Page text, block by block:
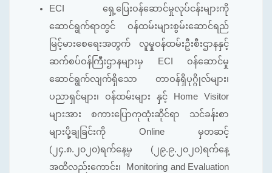
ECI ရှေ့ပြေးဝန်ဆောင်မှုလုပ်ငန်းများကို
ဆောင်ရွက်ရာတွင် ဝန်ထမ်းများစွမ်းဆောင်ရည်
မြင့်မားစေရေးအတွက် လူမှုဝန်ထမ်းဦးစီးဌာနနှင့်
ဆက်စပ်ဝန်ကြီးဌာနများမှ ECI ဝန်ဆောင်မှု
ဆောင်ရွက်လျက်ရှိသော တာဝန်ရှိပုဂ္ဂိုလ်များ၊
ပညာရှင်များ၊ ဝန်ထမ်းများ နှင့် Home Visitor
များအား စကားပြောကုထုံးဆိုင်ရာ သင်ခန်းစာ
များပို့ချခြင်းကို Online မှတဆင့်
(၂၄.၈.၂၀၂၀)ရက်နေ့မှ (၂၉.၉.၂၀၂၀)ရက်နေ့
အထိလည်းကောင်း၊ Monitoring and Evaluation